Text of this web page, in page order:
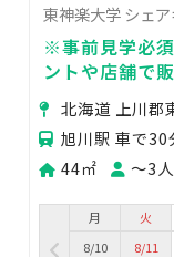
東神楽大学 シェ
※事前見学必
ントや店舗で
北海道 上川郡
旭川駅 車で30
44㎡
〜3人
月
8/10
火
8/11